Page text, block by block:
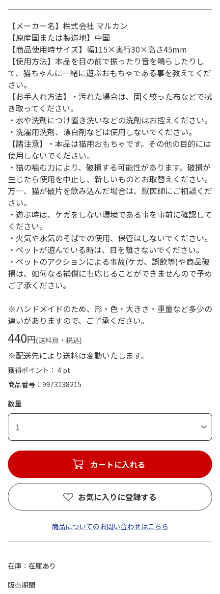
【メーカー名】株式会社 マルカン
【原産国または製造地】中国
【商品使用時サイズ】幅115×奥行30×高さ45mm
【使用方法】本品を目の前で振ったり音を鳴らしたりし
て、猫ちゃんに一緒に遊ぶおもちゃである事を教えてくだ
さい。
【お手入れ方法】・汚れた場合は、固く絞った布などで拭
き取ってください。
・水や洗剤につけ置き洗いなどの洗剤はお控えください。
・洗濯用洗剤、漂白剤などは使用しないでください。
【諸注意】・本品は猫用おもちゃです。その他の目的には
使用しないでください。
・猫の噛む力により、破損する可能性があります。破損が
生じたら使用を中止し、新しいものとお取替えください。
万一、猫が破片を飲み込んだ場合は、獣医師にご相談くだ
さい。
・遊ぶ時は、ケガをしない環境である事を事前に確認して
ください。
・火気や水気のそばでの使用、保管はしないでください。
・ペットが遊んでいる時は、目を離さないでください。
・ペットのアクションによる事故(ケガ、誤飲等)や商品破
損は、如何なる補償にも応じることができませんので予め
ご了承ください。
※ハンドメイドのため、形・色・大きさ・重量など多少の
違いがありますので、ご了承ください。
440円(送料別・税込)
※配送先により送料は変動いたします。
獲得ポイント： 4 pt
商品番号
9973138215
数量
1
カートに入れる
お気に入りに登録する
商品についてのお問い合わせはこちら
在庫
在庫あり
販売期間